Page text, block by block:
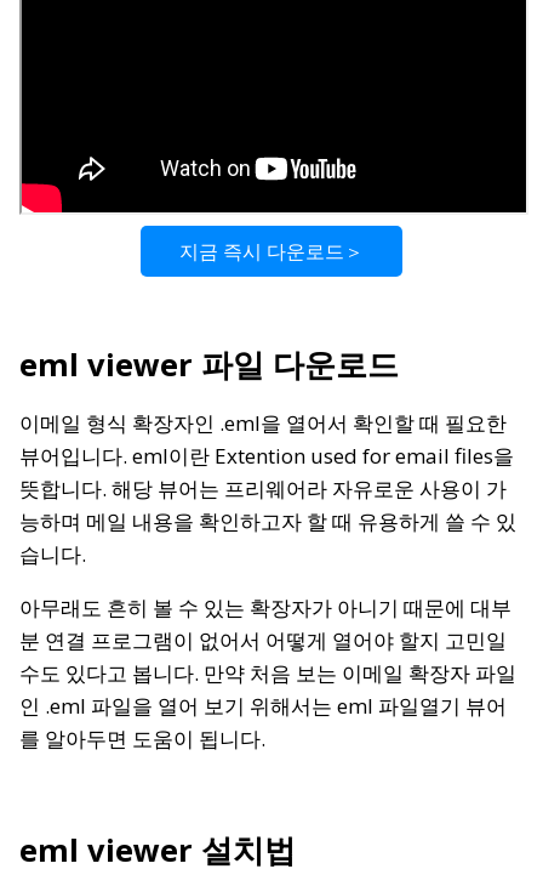
지금 즉시 다운로드＞
eml viewer 파일 다운로드
이메일 형식 확장자인 .eml을 열어서 확인할 때 필요한
뷰어입니다. eml이란 Extention used for email files을
뜻합니다. 해당 뷰어는 프리웨어라 자유로운 사용이 가
능하며 메일 내용을 확인하고자 할 때 유용하게 쓸 수 있
습니다.
아무래도 흔히 볼 수 있는 확장자가 아니기 때문에 대부
분 연결 프로그램이 없어서 어떻게 열어야 할지 고민일
수도 있다고 봅니다. 만약 처음 보는 이메일 확장자 파일
인 .eml 파일을 열어 보기 위해서는 eml 파일열기 뷰어
를 알아두면 도움이 됩니다.
eml viewer 설치법